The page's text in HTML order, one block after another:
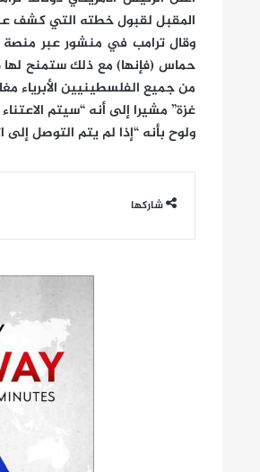
المقبل لقبول خطته التي كشف
وقال ترامب في منشور عبر منصة
حماس (فإنها) مع ذلك ستمنح لها
من جميع الفلسطينيين الأبرياء
غزة” مشيرا إلى أنه “سيتم
ولوح بأنه “إذا لم يتم التوصل
شاركها